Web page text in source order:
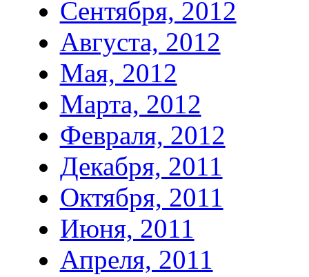
Сентября, 2012
Августа, 2012
Мая, 2012
Марта, 2012
Февраля, 2012
Декабря, 2011
Октября, 2011
Июня, 2011
Апреля, 2011